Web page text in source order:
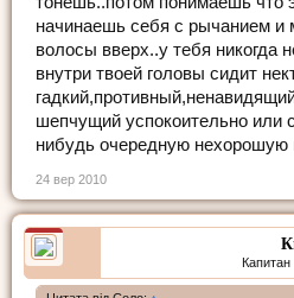
начинаешь себя с рычанием и
волосы вверх..у тебя никогда
внутри твоей головы сидит
шепчущий успокоительно или
нибудь очередную
24 вер 2010